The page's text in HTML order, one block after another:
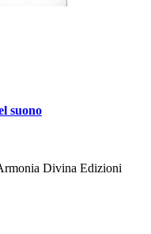
suono
Divina Edizioni